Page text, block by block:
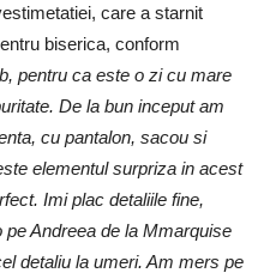
care a starnit
biserica, conform
pentru ca este o zi cu mare
De la bun inceput am
cu pantalon, sacou si
elementul surpriza in acest
Imi plac detaliile fine,
Andreea de la Mmarquise
detaliu la umeri. Am mers pe